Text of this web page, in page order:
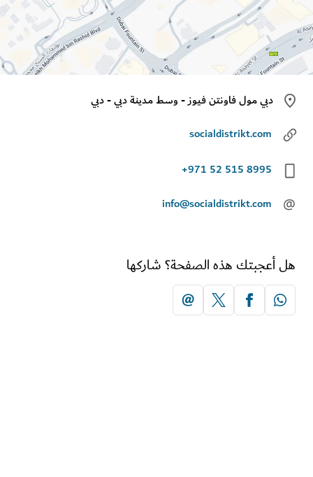
دبي مول فاونتن فيوز - وسط مدينة دبي - دبي
socialdistrikt.com
+971 52 515 8995
info@socialdistrikt.com
هذه الصفحة؟ شاركها